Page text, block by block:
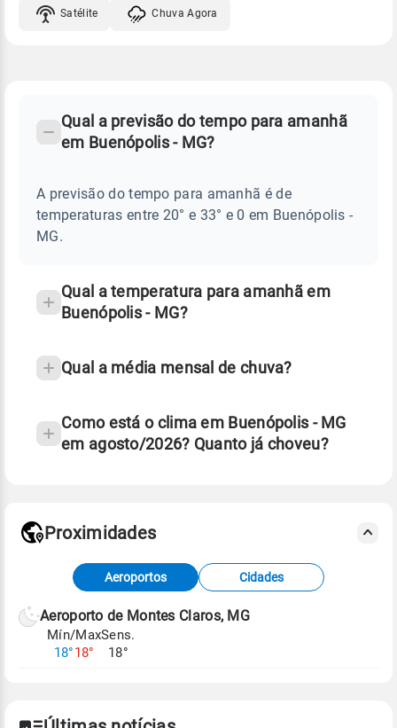
Satélite Chuva Agora
BUENÓPOLIS
Perguntas
sobre
chuva
Qual a previsão do tempo para amanhã
em Buenópolis - MG?
A previsão do tempo para amanhã é de
temperaturas entre 20° e 33° e 0 em Buenópolis -
MG.
Qual a temperatura para amanhã em
Buenópolis - MG?
Qual a média mensal de chuva?
Como está o clima em Buenópolis - MG
em agosto/2026? Quanto já choveu?
Fonte: dados combinados de estações
meteorológicas e satélite do Centro de Previsão
de Tempo e Estudos Climáticos (CPTEC).
Para obter mais informações sobre os dados
Proximidades
Aeroportos Cidades
Aeroporto de Montes Claros, MG
Mín/Max
18°18°
Sens.
18°